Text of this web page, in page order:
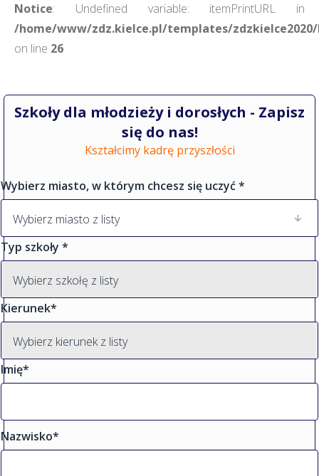
Notice: Undefined variable: itemPrintURL in
/home/www/zdz.kielce.pl/templates/
on line 26
Szkoły dla młodzieży i dorosłych - Zapisz
się do nas!
Kształcimy kadrę przyszłości
Wybierz miasto, w którym chcesz się uczyć *
Typ szkoły *
Kierunek*
Imię*
Nazwisko*